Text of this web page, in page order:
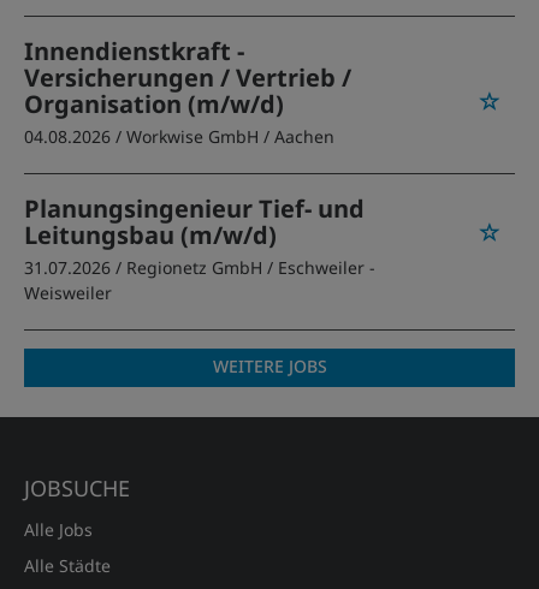
Innendienstkraft -
Versicherungen / Vertrieb /
Organisation (m/w/d)
04.08.2026 / Workwise GmbH / Aachen
Planungsingenieur Tief- und
Leitungsbau (m/w/d)
31.07.2026 / Regionetz GmbH / Eschweiler -
Weisweiler
WEITERE JOBS
JOBSUCHE
Alle Jobs
Alle Städte